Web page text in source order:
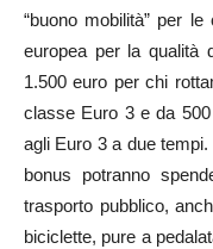
“buono mobilità” per
europea per la qualità
1.500 euro per chi
classe Euro 3 e da
agli Euro 3 a due
bonus potranno
trasporto pubblico,
biciclette, pure a